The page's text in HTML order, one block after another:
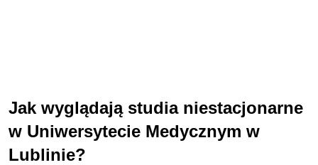
Jak wyglądają studia niestacjonarne
w Uniwersytecie Medycznym w
Lublinie?